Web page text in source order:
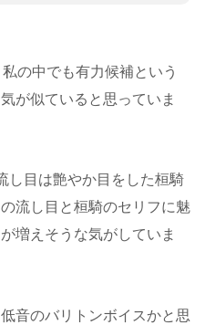
の中でも有力候補という
が似ていると思っていま
し目は艶やか目をした桓騎
流し目と桓騎のセリフに魅
増えそうな気がしていま
音のバリトンボイスかと思